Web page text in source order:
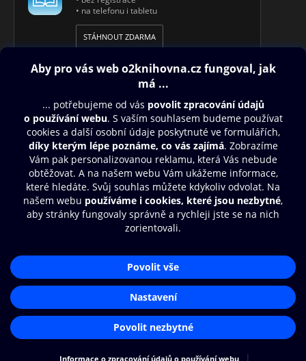
• na telefonu i tabletu
STÁHNOUT ZDARMA
Obsah ke stažení
Moje O2 Knihovna
Další zábava
Nákupní řád
Přístupnost
Zásady zpracování osobních údajů
Cookies
Nastavení cookies
Aplikace O2 Knihovna
Čti a poslouchej své e-knihy a
audioknihy rychleji a pohodlněji.